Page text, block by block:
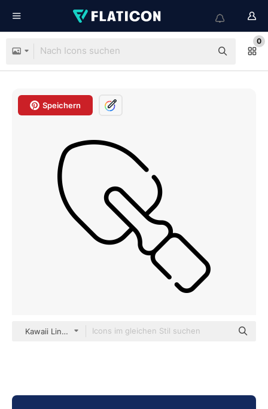
0
Speichern
Kawaii Lineal